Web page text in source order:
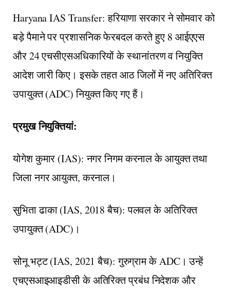
Haryana IAS Transfer: हरियाणा सरकार ने सोमवार को
बड़े पैमाने पर प्रशासनिक फेरबदल करते हुए 8 आईएएस
और 24 एचसीएसअधिकारियों के स्थानांतरण व नियुक्ति
आदेश जारी किए। इसके तहत आठ जिलों में नए अतिरिक्त
उपायुक्त (ADC) नियुक्त किए गए हैं।
प्रमुख नियुक्तियां:
योगेश कुमार (IAS): नगर निगम करनाल के आयुक्त तथा
जिला नगर आयुक्त, करनाल।
सुभिता ढाका (IAS, 2018 बैच): पलवल के अतिरिक्त
उपायुक्त (ADC)।
सोनू भट्ट (IAS, 2021 बैच): गुरुग्राम के ADC। उन्हें
एचएसआइआइडीसी के अतिरिक्त प्रबंध निदेशक और